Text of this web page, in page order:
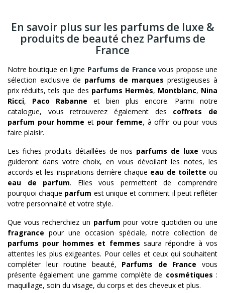
En savoir plus sur les parfums de luxe &
produits de beauté chez Parfums de
France
Notre boutique en ligne Parfums de France vous propose une
sélection exclusive de parfums de marques prestigieuses à
prix réduits, tels que des parfums Hermès, Montblanc, Nina
Ricci, Paco Rabanne et bien plus encore. Parmi notre
catalogue, vous retrouverez également des coffrets de
parfum pour homme et pour femme, à offrir ou pour vous
faire plaisir.
Les fiches produits détaillées de nos parfums de luxe vous
guideront dans votre choix, en vous dévoilant les notes, les
accords et les inspirations derrière chaque eau de toilette ou
eau de parfum. Elles vous permettent de comprendre
pourquoi chaque parfum est unique et comment il peut refléter
votre personnalité et votre style.
Que vous recherchiez un parfum pour votre quotidien ou une
fragrance pour une occasion spéciale, notre collection de
parfums pour hommes et femmes saura répondre à vos
attentes les plus exigeantes. Pour celles et ceux qui souhaitent
compléter leur routine beauté, Parfums de France vous
présente également une gamme complète de cosmétiques :
maquillage, soin du visage, du corps et des cheveux et plus.